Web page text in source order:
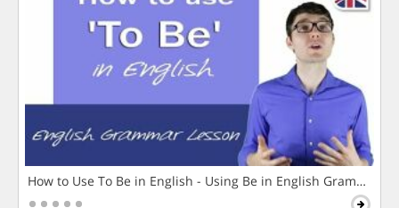
How to Use To Be in English - Using Be in English Grammar